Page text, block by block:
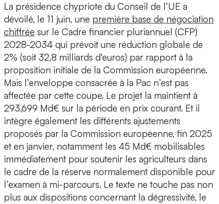
La présidence chypriote du Conseil de l’UE a
dévoilé, le 11 juin, une première base de négociation
chiffrée sur le Cadre financier pluriannuel (CFP)
2028-2034 qui prévoit une réduction globale de
2% (soit 32,8 milliards d'euros) par rapport à la
proposition initiale de la Commission européenne.
Mais l’enveloppe consacrée à la Pac n’est pas
affectée par cette coupe. Le projet la maintient à
293,699 Md€ sur la période en prix courant. Et il
intègre également les différents ajustements
proposés par la Commission européenne, fin 2025
et en janvier, notamment les 45 Md€ mobilisables
immédiatement pour soutenir les agriculteurs dans
le cadre de la réserve normalement disponible pour
l’examen à mi-parcours. Le texte ne touche pas non
plus aux dispositions concernant la dégressivité, le